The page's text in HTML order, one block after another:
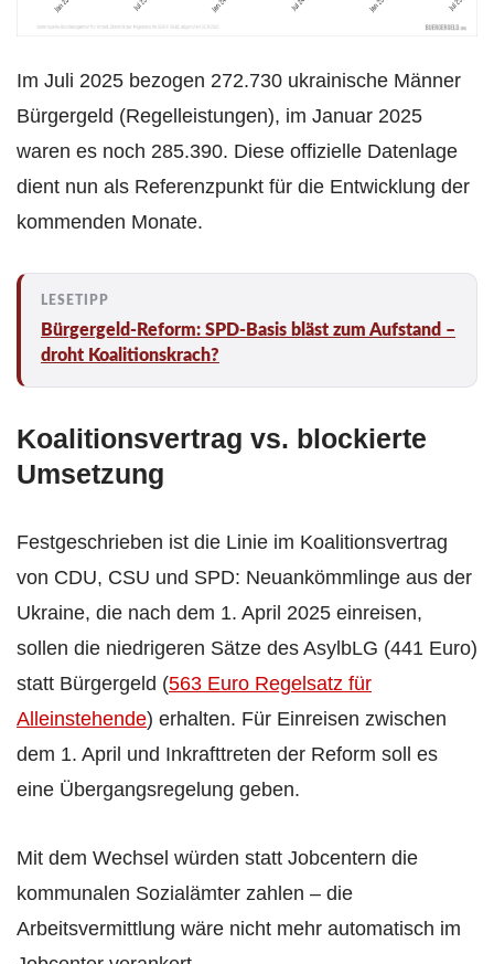
Im Juli 2025 bezogen 272.730 ukrainische Männer
Bürgergeld (Regelleistungen), im Januar 2025
waren es noch 285.390. Diese offizielle Datenlage
dient nun als Referenzpunkt für die Entwicklung der
kommenden Monate.
Bürgergeld-Reform: SPD-Basis bläst zum Aufstand –
droht Koalitionskrach?
Koalitionsvertrag vs. blockierte
Umsetzung
Festgeschrieben ist die Linie im Koalitionsvertrag
von CDU, CSU und SPD: Neuankömmlinge aus der
Ukraine, die nach dem 1. April 2025 einreisen,
sollen die niedrigeren Sätze des AsylbLG (441 Euro)
statt Bürgergeld (563 Euro Regelsatz für
Alleinstehende) erhalten. Für Einreisen zwischen
dem 1. April und Inkrafttreten der Reform soll es
eine Übergangsregelung geben.
Mit dem Wechsel würden statt Jobcentern die
kommunalen Sozialämter zahlen – die
Arbeitsvermittlung wäre nicht mehr automatisch im